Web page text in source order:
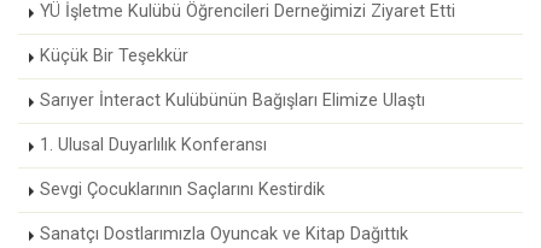
YÜ İşletme Kulübü Öğrencileri Derneğimizi Ziyaret Etti
Küçük Bir Teşekkür
Sarıyer İnteract Kulübünün Bağışları Elimize Ulaştı
1. Ulusal Duyarlılık Konferansı
Sevgi Çocuklarının Saçlarını Kestirdik
Sanatçı Dostlarımızla Oyuncak ve Kitap Dağıttık